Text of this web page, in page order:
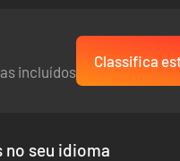
incluídos
Classifica
no seu idioma